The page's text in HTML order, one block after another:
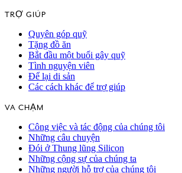
TRỢ GIÚP
Quyên góp quỹ
Tặng đồ ăn
Bắt đầu một buổi gây quỹ
Tình nguyện viên
Để lại di sản
Các cách khác để trợ giúp
VA CHẠM
Công việc và tác động của chúng tôi
Những câu chuyện
Đói ở Thung lũng Silicon
Những cộng sự của chúng ta
Những người hỗ trợ của chúng tôi